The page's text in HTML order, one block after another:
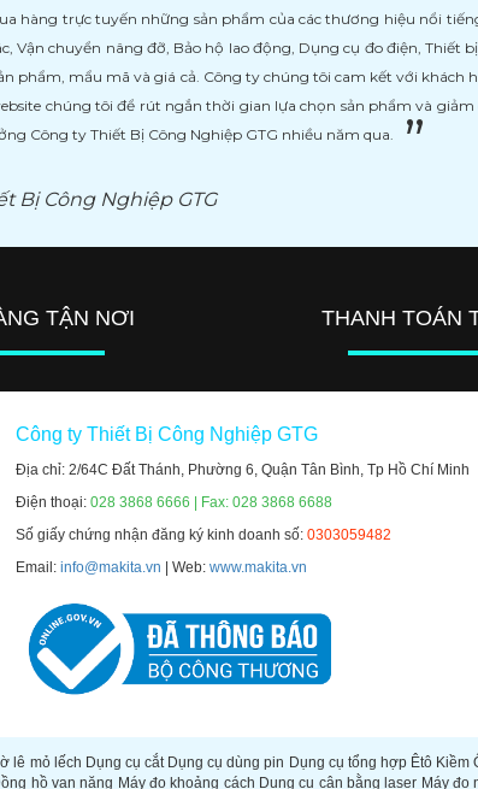
hàng trực tuyến những sản phẩm của các thương hiệu nổi
Vận chuyển nâng đỡ, Bảo hộ lao động, Dụng cụ đo điện,
phẩm, mẩu mã và giá cả. Công ty chúng tôi cam kết với
chúng tôi để rút ngắn thời gian lựa chọn sản phẩm và
Công ty Thiết Bị Công Nghiệp GTG nhiều năm qua.
Bị Công Nghiệp GTG
TẬN NƠI THANH TOÁN
Công ty Thiết Bị Công Nghiệp GTG
Địa chỉ: 2/64C Đất Thánh, Phường 6, Quận Tân Bình, Tp Hồ Chí Minh
Điện thoại:028 3868 6666 | Fax: 028 3868 6688
Số giấy chứng nhận đăng ký kinh doanh số:0303059482
Email:info@makita.vn | Web:www.makita.vn
lê mỏ lếch Dụng cụ cắt Dụng cụ dùng pin Dụng cụ tổng hợp Êtô Kiềm
hồ vạn năng Máy đo khoảng cách Dụng cụ cân bằng laser Máy đo